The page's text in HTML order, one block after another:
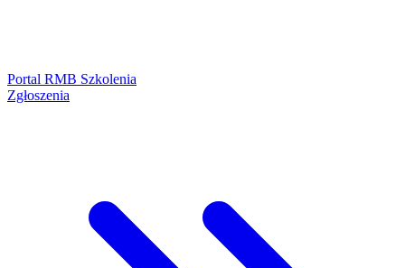
Portal RMB Szkolenia
Zgłoszenia